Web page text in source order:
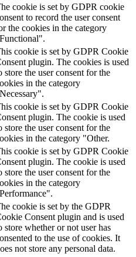
cookie is set by GDPR cookie
to record the user consent
the cookies in the category
cookie is set by GDPR Cookie
plugin. The cookies is used
store the user consent for the
in the category
cookie is set by GDPR Cookie
plugin. The cookie is used
store the user consent for the
in the category "Other.
cookie is set by GDPR Cookie
plugin. The cookie is used
store the user consent for the
in the category
cookie is set by the GDPR
Consent plugin and is used
store whether or not user has
to the use of cookies. It
not store any personal data.